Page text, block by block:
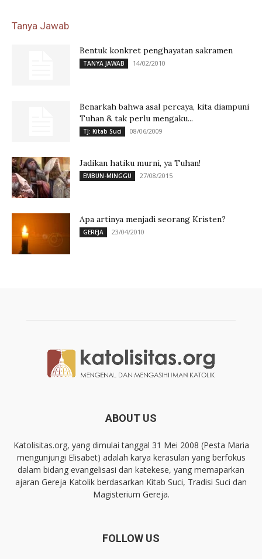
Tanya Jawab
Bentuk konkret penghayatan sakramen
TANYA JAWAB 14/02/2010
Benarkah bahwa asal percaya, kita diampuni
Tuhan & tak perlu mengaku...
TJ: Kitab Suci 08/06/2009
Jadikan hatiku murni, ya Tuhan!
EMBUN-MINGGU 27/08/2015
Apa artinya menjadi seorang Kristen?
GEREJA 23/04/2010
ABOUT US
Katolisitas.org, yang dimulai tanggal 31 Mei 2008 (Pesta Maria
mengunjungi Elisabet) adalah karya kerasulan yang berfokus
dalam bidang evangelisasi dan katekese, yang memaparkan
ajaran Gereja Katolik berdasarkan Kitab Suci, Tradisi Suci dan
Magisterium Gereja.
FOLLOW US